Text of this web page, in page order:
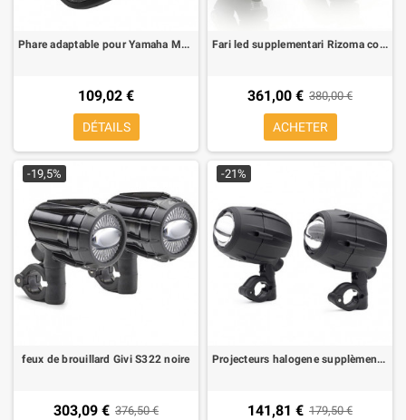
Phare adaptable pour Yamaha MT-03
109,02 €
DÉTAILS
Fari led supplementari Rizoma coppia con staffe EE140B
361,00 € 380,00 €
ACHETER
-19,5%
feux de brouillard Givi S322 noire
303,09 € 376,50 €
-21%
Projecteurs halogene supplèmentaires Kappa KS310
141,81 € 179,50 €